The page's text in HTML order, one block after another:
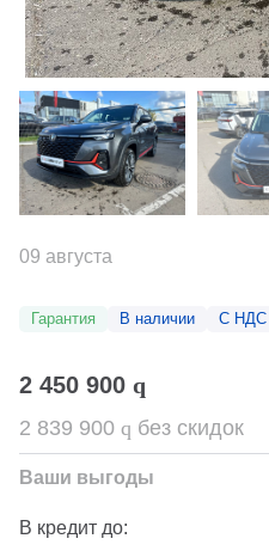
09 августа
Гарантия В наличии С НДС
2 450 900 q
2 839 900 q без скидок
Ваши выгоды
В кредит до: